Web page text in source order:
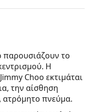
παρουσιάζουν το
Η
Choo εκτιμάται
την αίσθηση
ατρόμητο πνεύμα.